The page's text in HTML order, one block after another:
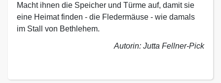
Macht ihnen die Speicher und Türme auf, damit sie
eine Heimat finden - die Fledermäuse - wie damals
im Stall von Bethlehem.
Autorin: Jutta Fellner-Pick